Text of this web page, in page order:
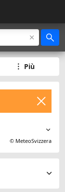
Più
© MeteoSvizzera